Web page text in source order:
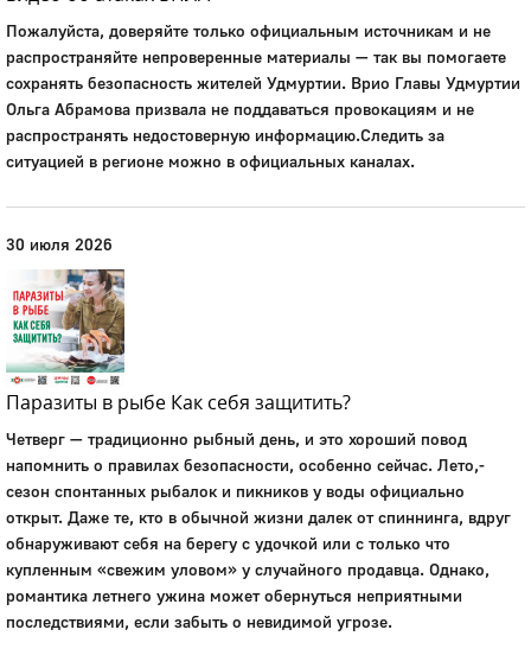
Пожалуйста, доверяйте только официальным источникам и не
распространяйте непроверенные материалы — так вы помогаете
сохранять безопасность жителей Удмуртии. Врио Главы Удмуртии
Ольга Абрамова призвала не поддаваться провокациям и не
распространять недостоверную информацию.Следить за
ситуацией в регионе можно в официальных каналах.
30 июля 2026
Паразиты в рыбе Как себя защитить?
Четверг — традиционно рыбный день, и это хороший повод
напомнить о правилах безопасности, особенно сейчас. Лето,-
сезон спонтанных рыбалок и пикников у воды официально
открыт. Даже те, кто в обычной жизни далек от спиннинга, вдруг
обнаруживают себя на берегу с удочкой или с только что
купленным «свежим уловом» у случайного продавца. Однако,
романтика летнего ужина может обернуться неприятными
последствиями, если забыть о невидимой угрозе.